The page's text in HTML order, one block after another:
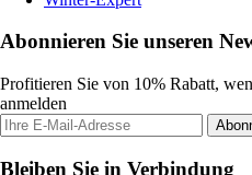
Abonnieren Sie unseren
Profitieren Sie von 10% Rabatt,
anmelden
Bleiben Sie in Verbindung